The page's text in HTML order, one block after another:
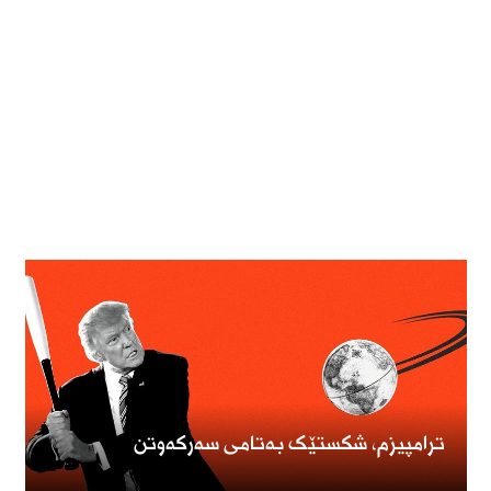
ترامپیزم، شکستێک بەتامی سەرکەوتن